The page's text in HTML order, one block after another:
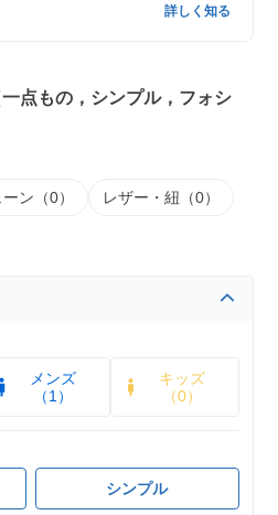
詳しく知る
点もの，シンプル，フォシ
ン（0） レザー・紐（0）
メンズ
（1）
キッズ
（0）
シンプル